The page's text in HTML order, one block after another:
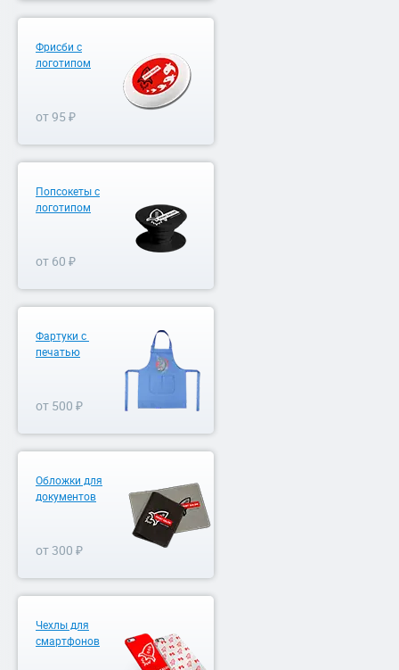
Фрисби с
логотипом
от 95 ₽
Попсокеты с
логотипом
от 60 ₽
Фартуки с
печатью
от 500 ₽
Обложки для
документов
от 300 ₽
Чехлы для
смартфонов